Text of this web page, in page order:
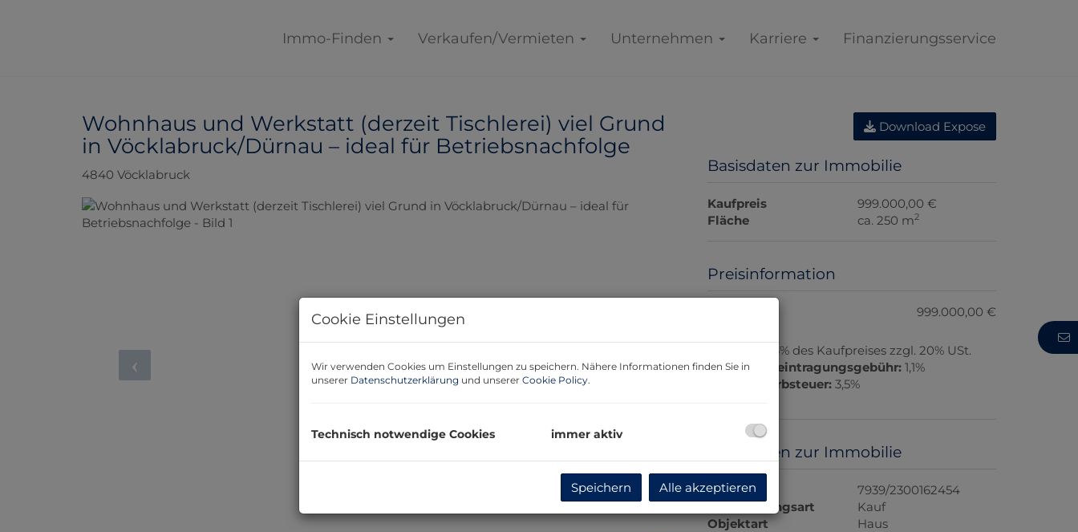
Immo-Finden Verkaufen/Vermieten Unternehmen Karriere Finanzierungsservice
Wohnhaus und Werkstatt (derzeit Tischlerei) viel Grund
in Vöcklabruck/Dürnau – ideal für Betriebsnachfolge
4840 Vöcklabruck
Download Expose
Basisdaten zur Immobilie
Kaufpreis
999.000,00 €
Fläche
ca. 250 m2
Preisinformation
999.000,00 €
3% des Kaufpreises zzgl. 20% USt.
Grundbucheintragungsgebühr: 1,1%
Grunderwerbsteuer: 3,5%
Basisdaten zur Immobilie
Objektnr.
7939/2300162454
Vermarktungsart
Kauf
Objektart
Haus
Cookie Einstellungen
Wir verwenden Cookies um Einstellungen zu speichern. Nähere Informationen finden Sie in
unserer Datenschutzerklärung und unserer Cookie Policy.
Technisch notwendige Cookies immer aktiv
Speichern Alle akzeptieren